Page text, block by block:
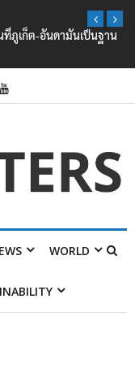
ที่ภูเก็ต-อันดามันเป็นฐาน
WORLD